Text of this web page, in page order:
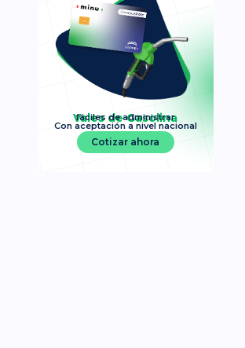
Vales de Gasolina
fáciles de administrar
Con aceptación a nivel nacional
Cotizar ahora